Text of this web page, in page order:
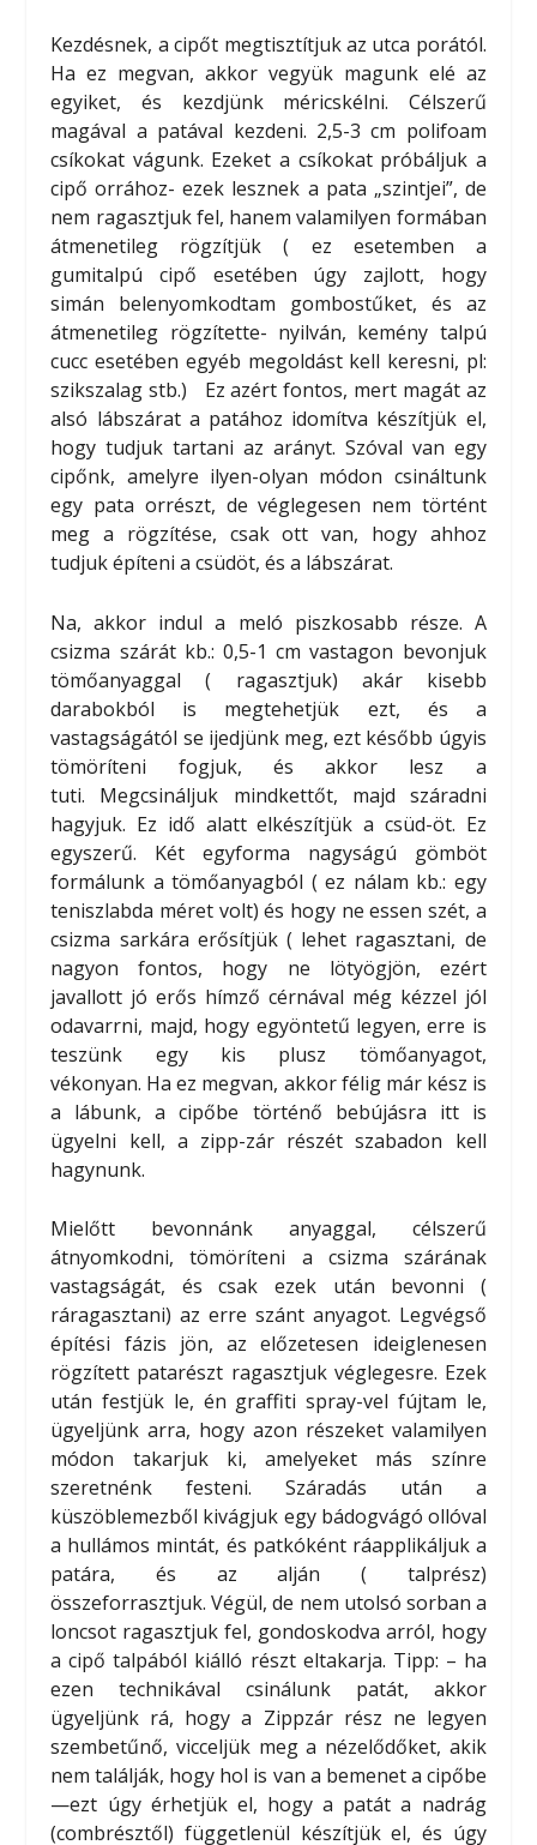
Kezdésnek, a cipőt megtisztítjuk az utca porától.
Ha ez megvan, akkor vegyük magunk elé az
egyiket, és kezdjünk méricskélni. Célszerű
magával a patával kezdeni. 2,5-3 cm polifoam
csíkokat vágunk. Ezeket a csíkokat próbáljuk a
cipő orrához- ezek lesznek a pata „szintjei”, de
nem ragasztjuk fel, hanem valamilyen formában
átmenetileg rögzítjük ( ez esetemben a
gumitalpú cipő esetében úgy zajlott, hogy
simán belenyomkodtam gombostűket, és az
átmenetileg rögzítette- nyilván, kemény talpú
cucc esetében egyéb megoldást kell keresni, pl:
szikszalag stb.) Ez azért fontos, mert magát az
alsó lábszárat a patához idomítva készítjük el,
hogy tudjuk tartani az arányt. Szóval van egy
cipőnk, amelyre ilyen-olyan módon csináltunk
egy pata orrészt, de véglegesen nem történt
meg a rögzítése, csak ott van, hogy ahhoz
tudjuk építeni a csüdöt, és a lábszárat.
Na, akkor indul a meló piszkosabb része. A
csizma szárát kb.: 0,5-1 cm vastagon bevonjuk
tömőanyaggal ( ragasztjuk) akár kisebb
darabokból is megtehetjük ezt, és a
vastagságától se ijedjünk meg, ezt később úgyis
tömöríteni fogjuk, és akkor lesz a
tuti. Megcsináljuk mindkettőt, majd száradni
hagyjuk. Ez idő alatt elkészítjük a csüd-öt. Ez
egyszerű. Két egyforma nagyságú gömböt
formálunk a tömőanyagból ( ez nálam kb.: egy
teniszlabda méret volt) és hogy ne essen szét, a
csizma sarkára erősítjük ( lehet ragasztani, de
nagyon fontos, hogy ne lötyögjön, ezért
javallott jó erős hímző cérnával még kézzel jól
odavarrni, majd, hogy egyöntetű legyen, erre is
teszünk egy kis plusz tömőanyagot,
vékonyan. Ha ez megvan, akkor félig már kész is
a lábunk, a cipőbe történő bebújásra itt is
ügyelni kell, a zipp-zár részét szabadon kell
hagynunk.
Mielőtt bevonnánk anyaggal, célszerű
átnyomkodni, tömöríteni a csizma szárának
vastagságát, és csak ezek után bevonni (
ráragasztani) az erre szánt anyagot. Legvégső
építési fázis jön, az előzetesen ideiglenesen
rögzített patarészt ragasztjuk véglegesre. Ezek
után festjük le, én graffiti spray-vel fújtam le,
ügyeljünk arra, hogy azon részeket valamilyen
módon takarjuk ki, amelyeket más színre
szeretnénk festeni. Száradás után a
küszöblemezből kivágjuk egy bádogvágó ollóval
a hullámos mintát, és patkóként ráapplikáljuk a
patára, és az alján ( talprész)
összeforrasztjuk. Végül, de nem utolsó sorban a
loncsot ragasztjuk fel, gondoskodva arról, hogy
a cipő talpából kiálló részt eltakarja. Tipp: – ha
ezen technikával csinálunk patát, akkor
ügyeljünk rá, hogy a Zippzár rész ne legyen
szembetűnő, vicceljük meg a nézelődőket, akik
nem találják, hogy hol is van a bemenet a cipőbe
—ezt úgy érhetjük el, hogy a patát a nadrág
(combrésztől) függetlenül készítjük el, és úgy